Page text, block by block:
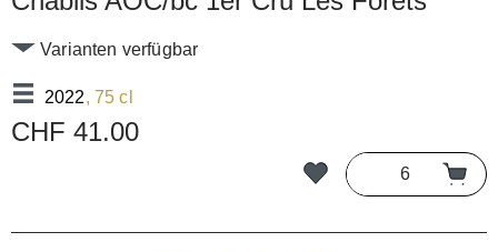
2022, 75 cl
Varianten verfügbar
CHF 41.00